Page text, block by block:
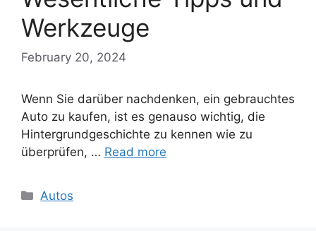
Werkzeuge
February 20, 2024
Wenn Sie darüber nachdenken, ein gebrauchtes
Auto zu kaufen, ist es genauso wichtig, die
Hintergrundgeschichte zu kennen wie zu
überprüfen, … Read more
Categories
Autos